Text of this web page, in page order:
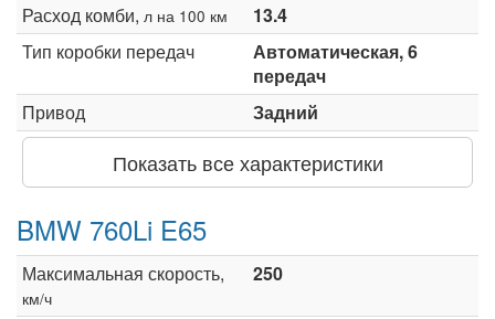
Расход комби, л на 100 км
13.4
Тип коробки передач
Автоматическая, 6
передач
Привод
Задний
Показать все характеристики
BMW 760Li E65
Максимальная скорость,
км/ч
250